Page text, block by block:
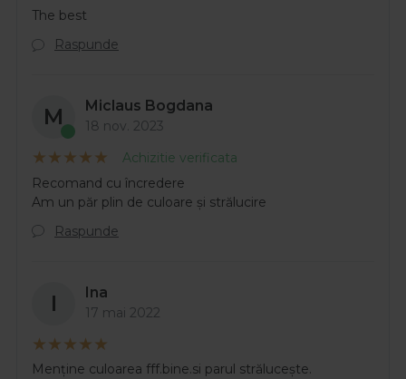
The best
Raspunde
M Miclaus Bogdana
18 nov. 2023
Achizitie verificata
Recomand cu încredere
Am un păr plin de culoare și strălucire
Raspunde
I Ina
17 mai 2022
Menține culoarea fff.bine.si parul strălucește.